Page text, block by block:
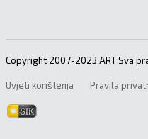
Copyright 2007-2023 ART Sva
Uvjeti korištenja Pravila